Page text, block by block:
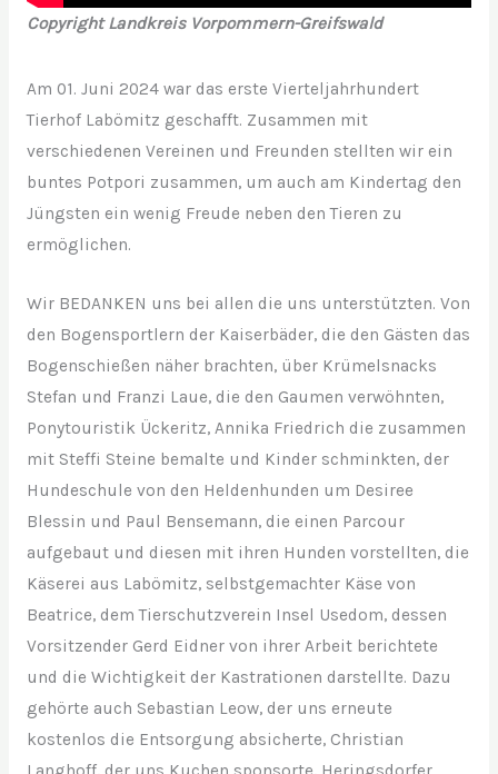
Copyright Landkreis Vorpommern-Greifswald
Am 01. Juni 2024 war das erste Vierteljahrhundert
Tierhof Labömitz geschafft. Zusammen mit
verschiedenen Vereinen und Freunden stellten wir ein
buntes Potpori zusammen, um auch am Kindertag den
Jüngsten ein wenig Freude neben den Tieren zu
ermöglichen.
Wir BEDANKEN uns bei allen die uns unterstützten. Von
den Bogensportlern der Kaiserbäder, die den Gästen das
Bogenschießen näher brachten, über Krümelsnacks
Stefan und Franzi Laue, die den Gaumen verwöhnten,
Ponytouristik Ückeritz, Annika Friedrich die zusammen
mit Steffi Steine bemalte und Kinder schminkten, der
Hundeschule von den Heldenhunden um Desiree
Blessin und Paul Bensemann, die einen Parcour
aufgebaut und diesen mit ihren Hunden vorstellten, die
Käserei aus Labömitz, selbstgemachter Käse von
Beatrice, dem Tierschutzverein Insel Usedom, dessen
Vorsitzender Gerd Eidner von ihrer Arbeit berichtete
und die Wichtigkeit der Kastrationen darstellte. Dazu
gehörte auch Sebastian Leow, der uns erneute
kostenlos die Entsorgung absicherte, Christian